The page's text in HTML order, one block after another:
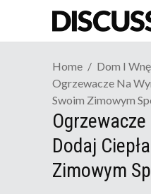
Home
Dom I
Ogrzewacze Na
Swoim Zimowym
Dodaj
Zimowym